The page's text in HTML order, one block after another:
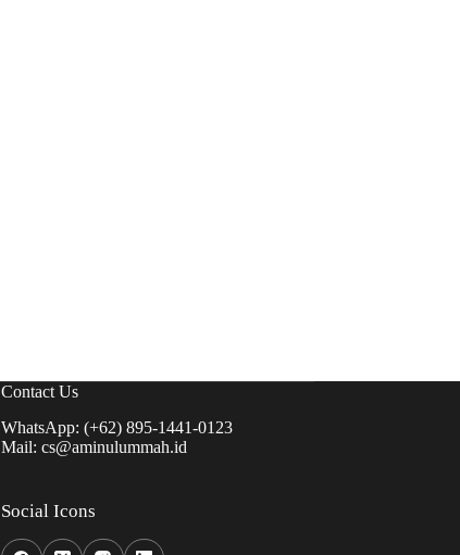
Contact Us
WhatsApp: (+62) 895-1441-0123
Mail: cs@aminulummah.id
Social Icons